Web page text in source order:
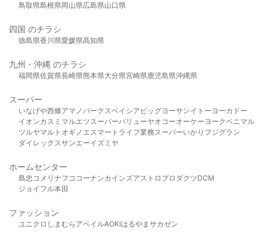
鳥取県島根県岡山県広島県山口県
四国 のチラシ
徳島県香川県愛媛県高知県
九州・沖縄 のチラシ
福岡県佐賀県長崎県熊本県大分県宮崎県鹿児島県沖縄県
スーパー
いなげや西條アマノパークスベイシア ビッグヨーサンイトーヨーカドー
イオンカスミ マルエツスーパーバリューヤオコーオーケー ヨークベニマル
ツルヤマルト オギノ エスマート ライフ業務スーパーいかり フジグラン
ダイレックスサンエーイズミヤ
ホームセンター
島忠 コメリ ナフコ コーナンカインズアストロプロダクツDCM
ジョイフル本田
ファッション
ユニクロ しまむら アベイルAOKIはるやま サカゼン